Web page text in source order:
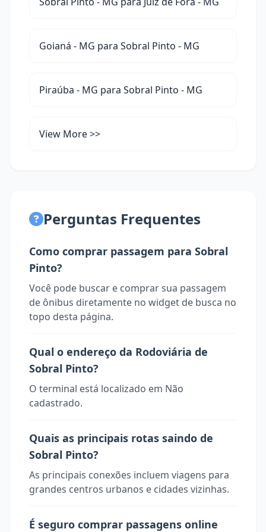
Goianá - MG para Sobral Pinto - MG
Piraúba - MG para Sobral Pinto - MG
View More >>
Perguntas Frequentes
Como comprar passagem para Sobral
Pinto?
Você pode buscar e comprar sua passagem
de ônibus diretamente no widget de busca no
topo desta página.
Qual o endereço da Rodoviária de
Sobral Pinto?
O terminal está localizado em Não
cadastrado.
Quais as principais rotas saindo de
Sobral Pinto?
As principais conexões incluem viagens para
grandes centros urbanos e cidades vizinhas.
É seguro comprar passagens online